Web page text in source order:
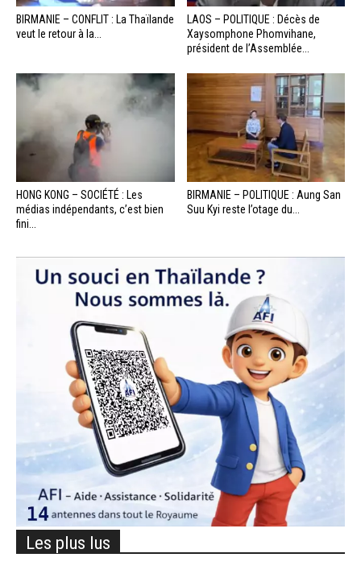
BIRMANIE – CONFLIT : La Thaïlande
veut le retour à la...
LAOS – POLITIQUE : Décès de
Xaysomphone Phomvihane,
président de l’Assemblée...
HONG KONG – SOCIÉTÉ : Les
médias indépendants, c’est bien
fini...
BIRMANIE – POLITIQUE : Aung San
Suu Kyi reste l’otage du...
Les plus lus